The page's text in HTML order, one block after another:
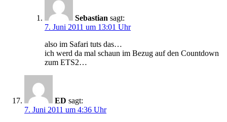
Sebastian sagt:
7. Juni 2011 um 13:01 Uhr
also im Safari tuts das…
ich werd da mal schaun im Bezug auf den Countdown
zum ETS2…
ED sagt:
7. Juni 2011 um 4:36 Uhr